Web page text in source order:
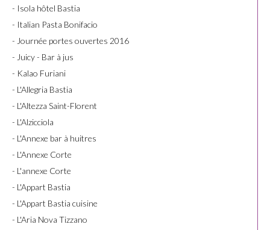
- Isola hôtel Bastia
- Italian Pasta Bonifacio
- Journée portes ouvertes 2016
- Juicy - Bar à jus
- Kalao Furiani
- L'Allegria Bastia
- L'Altezza Saint-Florent
- L'Alzicciola
- L'Annexe bar à huitres
- L'Annexe Corte
- L'annexe Corte
- L'Appart Bastia
- L'Appart Bastia cuisine
- L'Aria Nova Tizzano